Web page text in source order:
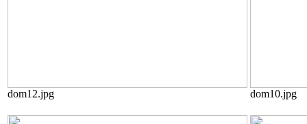
dom12.jpg dom10.jpg